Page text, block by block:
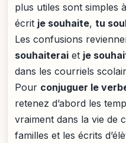
plus utiles sont simples
écrit je souhaite, tu
Les confusions
souhaiterai et je
dans les courriels
Pour conjuguer le
retenez d’abord les
vraiment dans la vie de
familles et les écrits